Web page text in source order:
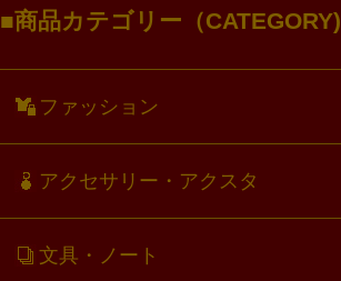
商品カテゴリー（CATEGORY)
ファッション
アクセサリー・アクスタ
文具・ノート